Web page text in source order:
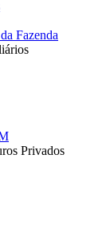
Fazenda
Privados